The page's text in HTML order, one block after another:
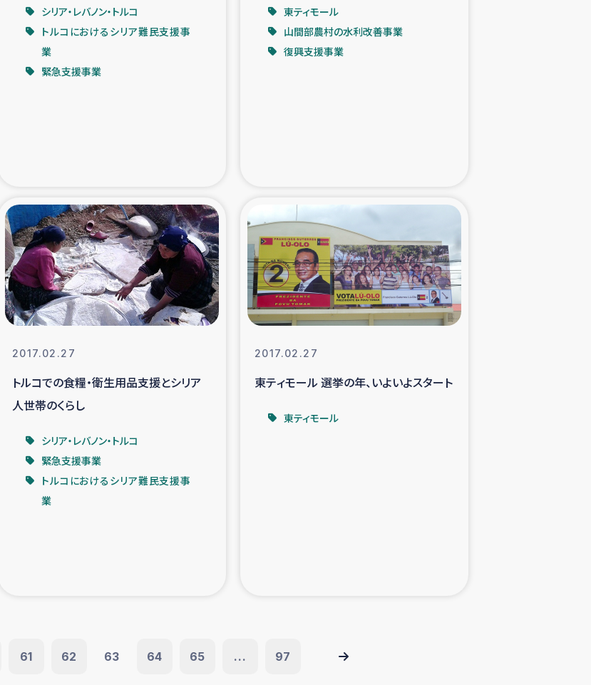
栄養改善事業 フェアトレード事業
アイナロ県マウベシ郡でのコーヒー畑改善事業
者支援 女性の生計向上支援
オ）事業
シリア・レバノン・トルコ
トルコにおけるシリア難民支援事
業
緊急支援事業
東ティモール
山間部農村の水利改善事業
復興支援事業
2017.02.27
トルコでの食糧・衛生用品支援とシリア
人世帯のくらし
シリア・レバノン・トルコ
緊急支援事業
トルコにおけるシリア難民支援事
業
2017.02.27
東ティモール 選挙の年、いよいよスタート
東ティモール
61 62 63 64 65 ... 97